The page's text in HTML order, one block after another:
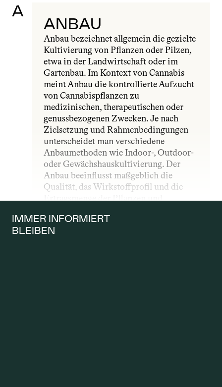
A
ANBAU
Anbau bezeichnet allgemein die gezielte
Kultivierung von Pflanzen oder Pilzen,
etwa in der Landwirtschaft oder im
Gartenbau. Im Kontext von Cannabis
meint Anbau die kontrollierte Aufzucht
von Cannabispflanzen zu
medizinischen, therapeutischen oder
genussbezogenen Zwecken. Je nach
Zielsetzung und Rahmenbedingungen
unterscheidet man verschiedene
Anbaumethoden wie Indoor-, Outdoor-
oder Gewächshauskultivierung. Der
Anbau beeinflusst maßgeblich die
Qualität, das Wirkstoffprofil und die
Ertragsmenge der Pflanzen und
medizinischen Bereich – strengen
gesetzlichen und qualitativen Vorgaben.
IMMER INFORMIERT
BLEIBEN